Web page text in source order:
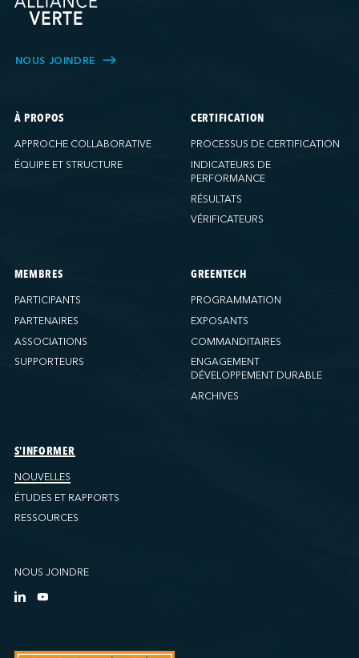
NOUS JOINDRE
À PROPOS
APPROCHE COLLABORATIVE
ÉQUIPE ET STRUCTURE
CERTIFICATION
PROCESSUS DE CERTIFICATION
INDICATEURS DE
PERFORMANCE
RÉSULTATS
VÉRIFICATEURS
MEMBRES
PARTICIPANTS
PARTENAIRES
ASSOCIATIONS
SUPPORTEURS
GREENTECH
PROGRAMMATION
EXPOSANTS
COMMANDITAIRES
ENGAGEMENT
DÉVELOPPEMENT DURABLE
ARCHIVES
S'INFORMER
NOUVELLES
ÉTUDES ET RAPPORTS
RESSOURCES
NOUS JOINDRE